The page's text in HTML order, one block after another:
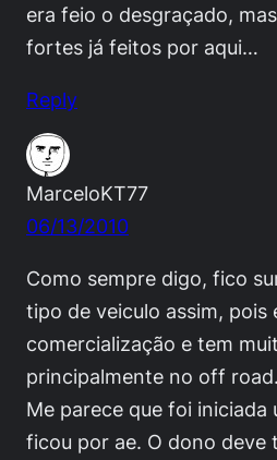
era feio o desgraçado,
fortes já feitos por aqui…
Reply
MarceloKT77
06/13/2010
Como sempre digo, fico
tipo de veiculo assim, pois
comercialização e tem
principalmente no off road.
Me parece que foi iniciada
ficou por ae. O dono deve